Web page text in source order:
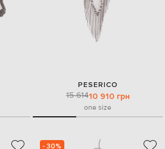
PESERICO
15 61410 910 грн
one size
- 30%